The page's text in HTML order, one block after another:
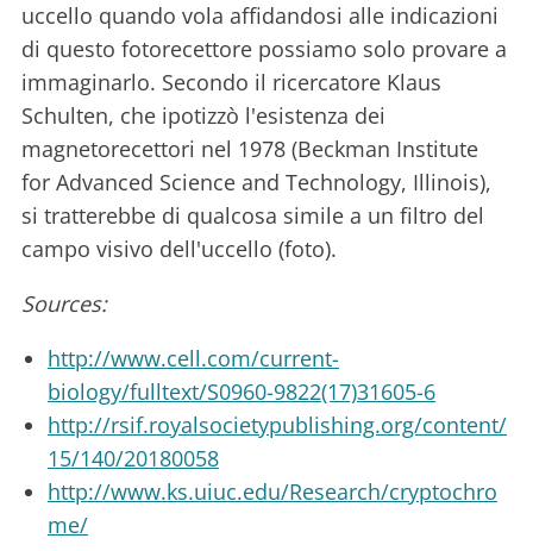
uccello quando vola affidandosi alle indicazioni
di questo fotorecettore possiamo solo provare a
immaginarlo. Secondo il ricercatore Klaus
Schulten, che ipotizzò l'esistenza dei
magnetorecettori nel 1978 (Beckman Institute
for Advanced Science and Technology, Illinois),
si tratterebbe di qualcosa simile a un filtro del
campo visivo dell'uccello (foto).
Sources:
http://www.cell.com/current-
biology/fulltext/S0960-9822(17)31605-6
http://rsif.royalsocietypublishing.org/content/
15/140/20180058
http://www.ks.uiuc.edu/Research/cryptochro
me/